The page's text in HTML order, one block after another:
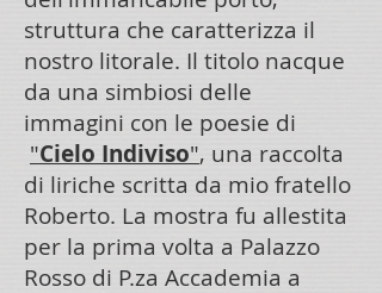
struttura che caratterizza il
nostro litorale. Il titolo nacque
da una simbiosi delle
immagini con le poesie di
"Cielo Indiviso", una raccolta
di liriche scritta da mio fratello
Roberto. La mostra fu allestita
per la prima volta a Palazzo
Rosso di P.za Accademia a